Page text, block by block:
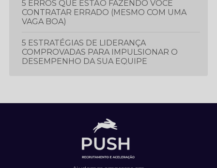
5 ERROS QUE ESTÃO FAZENDO VOCÊ
CONTRATAR ERRADO (MESMO COM UMA
VAGA BOA)
5 ESTRATÉGIAS DE LIDERANÇA
COMPROVADAS PARA IMPULSIONAR O
DESEMPENHO DA SUA EQUIPE
O DESEMPENHO DA SUA EQUIPE DE